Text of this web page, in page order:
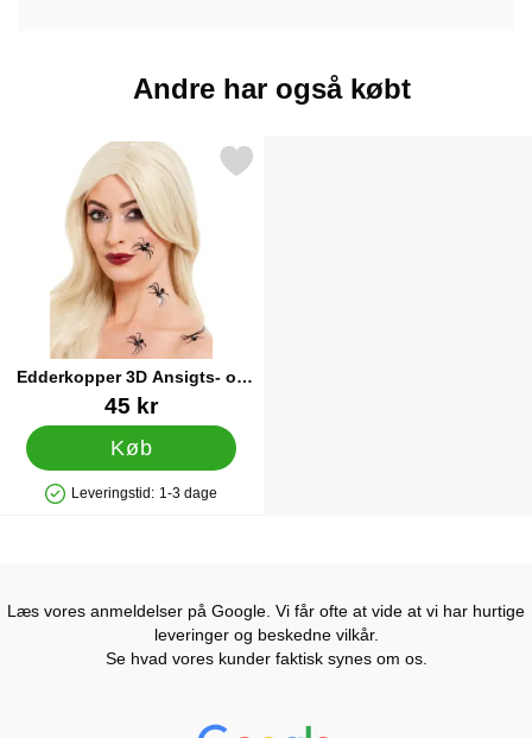
Andre har også købt
Edderkopper 3D Ansigts- og
Krops Stickers
Varenr 1857245 kr
Køb
Produkttilgængelighed: På lager
Leveringstid: 1-3 dage
edderkopper 3D Ansigts- og Krops Stickers som favorit
Læs vores anmeldelser på Google. Vi får ofte at vide at vi har hurtige
leveringer og beskedne vilkår.
Se hvad vores kunder faktisk synes om os.
Prisjakt Anmeldelser: 4.7 Stjerne